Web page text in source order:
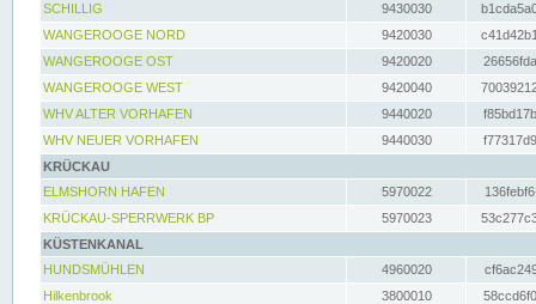
SCHILLIG
9430030
WANGEROOGE NORD
9420030
WANGEROOGE OST
9420020
WANGEROOGE WEST
9420040
WHV ALTER VORHAFEN
9440020
WHV NEUER VORHAFEN
9440030
KRÜCKAU
ELMSHORN HAFEN
5970022
KRÜCKAU-SPERRWERK BP
5970023
KÜSTENKANAL
HUNDSMÜHLEN
4960020
Hilkenbrook
3800010